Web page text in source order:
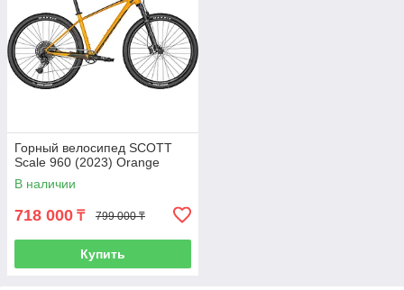
Горный велосипед SCOTT
Scale 960 (2023) Orange
В наличии
718 000 ₸ 799 000 ₸
Купить